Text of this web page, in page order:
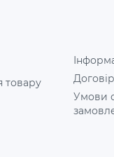
товару
Умови